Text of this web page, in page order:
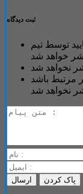
ثبت دیدگاه
توسط تیم
مرتبط باشد